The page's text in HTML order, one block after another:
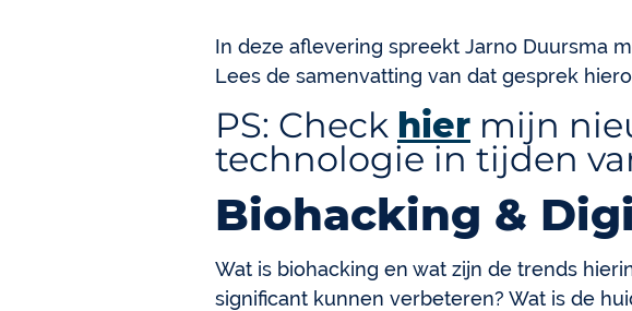
In deze aflevering spreekt Jarno Duursma
Lees de samenvatting van dat gesprek
PS: Check hier mijn
technologie in tijden
Biohacking &
Wat is biohacking en wat zijn de trends
significant kunnen verbeteren? Wat is de